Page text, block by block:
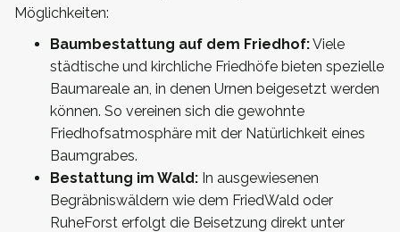
Möglichkeiten:
Baumbestattung auf dem Friedhof:Viele
städtische und kirchliche Friedhöfe bieten spezielle
Baumareale an, in denen Urnen beigesetzt werden
können. So vereinen sich die gewohnte
Friedhofsatmosphäre mit der Natürlichkeit eines
Baumgrabes.
Bestattung im Wald: In ausgewiesenen
Begräbniswäldern wie dem FriedWald oder
RuheForst erfolgt die Beisetzung direkt unter